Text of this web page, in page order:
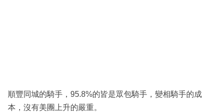
順豐同城的騎手，95.8%的皆是眾包騎手，變相騎手的成
本，沒有美團上升的嚴重。